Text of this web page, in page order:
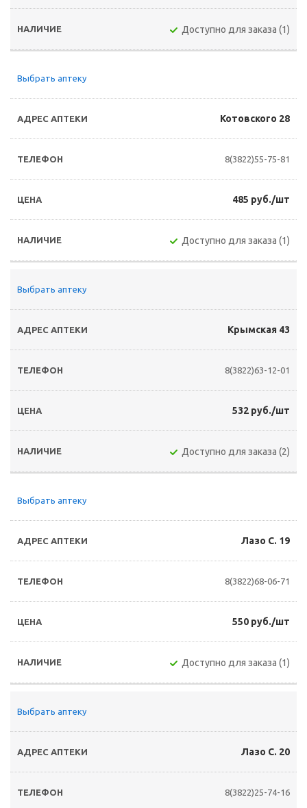
Доступно для заказа (1)
Выбрать аптеку
Котовского 28
8(3822)55-75-81
485 руб./шт
Доступно для заказа (1)
Выбрать аптеку
Крымская 43
8(3822)63-12-01
532 руб./шт
Доступно для заказа (2)
Выбрать аптеку
Лазо С. 19
8(3822)68-06-71
550 руб./шт
Доступно для заказа (1)
Выбрать аптеку
Лазо С. 20
8(3822)25-74-16